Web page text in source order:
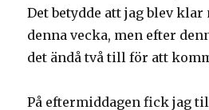
Det betydde att jag blev
denna vecka, men efter
det ändå två till för att
På eftermiddagen fick jag